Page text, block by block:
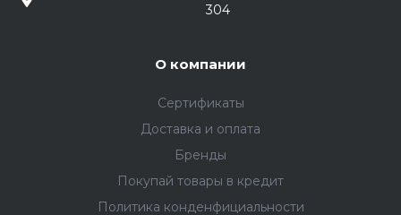
304
О компании
Сертификаты
Доставка и оплата
Бренды
Покупай товары в кредит
Политика конденфициальности